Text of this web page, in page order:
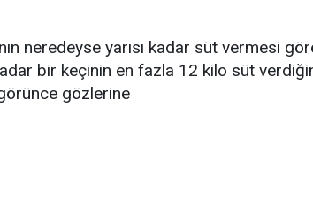
neredeyse yarısı kadar süt vermesi
bir keçinin en fazla 12 kilo süt
gözlerine